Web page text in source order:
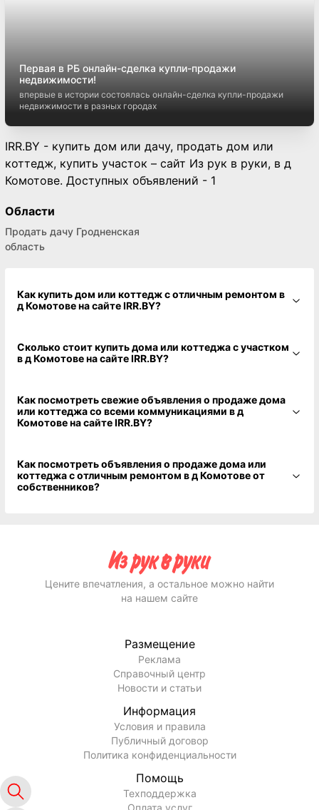
Первая в РБ онлайн-сделка купли-продажи
недвижимости!
впервые в истории состоялась онлайн-сделка купли-продажи
недвижимости в разных городах
IRR.BY - купить дом или дачу, продать дом или
коттедж, купить участок – сайт Из рук в руки, в д
Комотове. Доступных объявлений - 1
Области
Продать дачу Гродненская
область
Как купить дом или коттедж с отличным ремонтом в
д Комотове на сайте IRR.BY?
Сколько стоит купить дома или коттеджа с участком
в д Комотове на сайте IRR.BY?
Как посмотреть свежие объявления о продаже дома
или коттеджа со всеми коммуникациями в д
Комотове на сайте IRR.BY?
Как посмотреть объявления о продаже дома или
коттеджа с отличным ремонтом в д Комотове от
собственников?
Цените впечатления, а остальное можно найти
на нашем сайте
Размещение
Реклама
Справочный центр
Новости и статьи
Информация
Условия и правила
Публичный договор
Политика конфиденциальности
Помощь
Техподдержка